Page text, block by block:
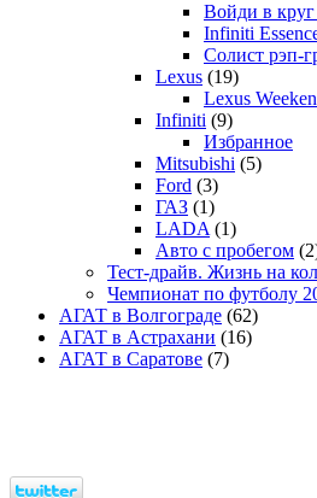
Войди в
Infiniti
Солист
Lexus (19)
Lexus
Infiniti (9)
Избранное
Mitsubishi (5)
Ford (3)
ГАЗ (1)
LADA (1)
Авто с пробегом
Тест-драйв. Жизнь на
Чемпионат по футболу
АГАТ в Волгограде (62)
АГАТ в Астрахани (16)
АГАТ в Саратове (7)